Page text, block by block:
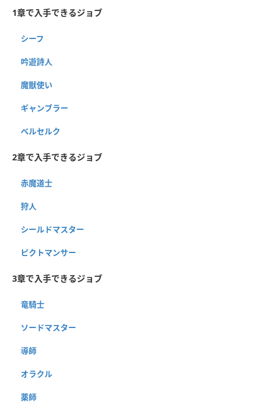
1章で入手できるジョブ
シーフ
吟遊詩人
魔獣使い
ギャンブラー
ベルセルク
2章で入手できるジョブ
赤魔道士
狩人
シールドマスター
ピクトマンサー
3章で入手できるジョブ
竜騎士
ソードマスター
導師
オラクル
薬師